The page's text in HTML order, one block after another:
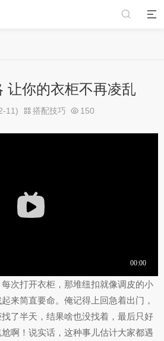
让你的衣柜不再凌乱
11) 搭配技巧 150
次打开衣柜，那堆纽扣就像调皮的小
来简直要命。俺记得上回急着出门，
了半天，结果啥也没找着，最后只好
啊！说实话，这种事儿估计大家都遇